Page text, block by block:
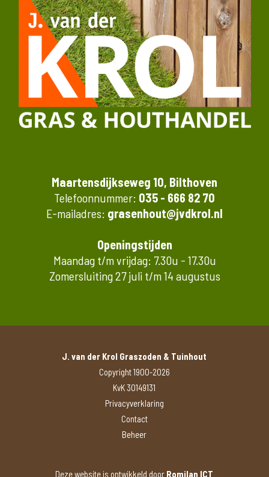
Maartensdijkseweg 10, Bilthoven
Telefoonnummer: 035 - 666 82 70
E-mailadres: grasenhout@jvdkrol.nl
Openingstijden
Maandag t/m vrijdag: 7.30u - 17.30u
Zomersluiting 27 juli t/m 14 augustus
J. van der Krol Graszoden & Tuinhout
Copyright 1900-2026
KvK 30149131
Privacyverklaring
Contact
Beheer
Deze website is ontwikkeld door Romilan ICT